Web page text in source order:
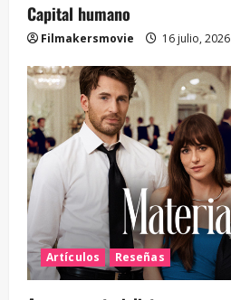
Capital humano
Filmakersmovie 16 julio, 2026
Artículos Reseñas